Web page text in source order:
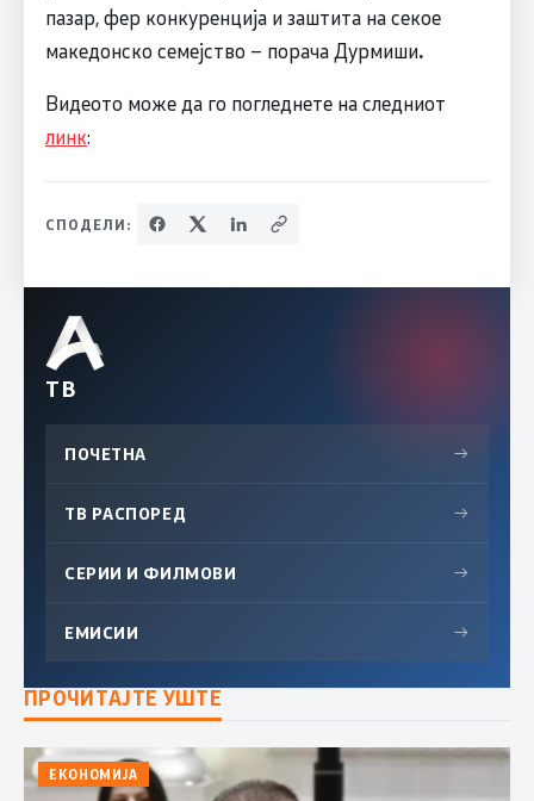
пазар, фер конкуренција и заштита на секое
македонско семејство – порача Дурмиши.
Видеото може да го погледнете на следниот
линк:
СПОДЕЛИ:
ТВ
ПОЧЕТНА →
ТВ РАСПОРЕД →
СЕРИИ И ФИЛМОВИ →
ЕМИСИИ →
ПРОЧИТАЈТЕ УШТЕ
ЕКОНОМИЈА